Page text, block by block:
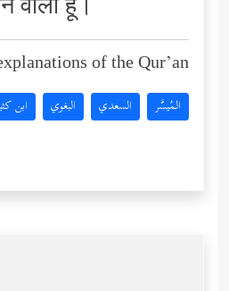
वाला हूँ।
of the Qur’an:
المُيسَّر السعدي البغوي ابن